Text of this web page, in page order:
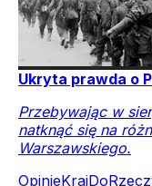
Ukryta prawda o
Przebywając w
natknąć się na
Warszawskiego.
OpinieKraj